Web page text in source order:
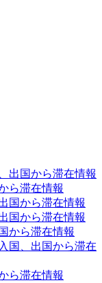
出国から滞在情報
ら滞在情報
国から滞在情報
国から滞在情報
から滞在情報
国、出国から滞在
ら滞在情報